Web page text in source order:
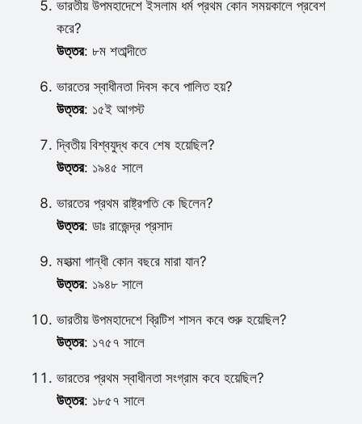
ভারতীয় উপমহাদেশে ইসলাম ধর্ম প্রথম কোন সময়কালে প্রবেশ
করে?
উত্তর: ৮ম শতাব্দীতে
ভারতের স্বাধীনতা দিবস কবে পালিত হয়?
উত্তর: ১৫ই আগস্ট
দ্বিতীয় বিশ্বযুদ্ধ কবে শেষ হয়েছিল?
উত্তর: ১৯৪৫ সালে
ভারতের প্রথম রাষ্ট্রপতি কে ছিলেন?
উত্তর: ডাঃ রাজেন্দ্র প্রসাদ
মহাত্মা গান্ধী কোন বছরে মারা যান?
উত্তর: ১৯৪৮ সালে
ভারতীয় উপমহাদেশে ব্রিটিশ শাসন কবে শুরু হয়েছিল?
উত্তর: ১৭৫৭ সালে
ভারতের প্রথম স্বাধীনতা সংগ্রাম কবে হয়েছিল?
উত্তর: ১৮৫৭ সালে